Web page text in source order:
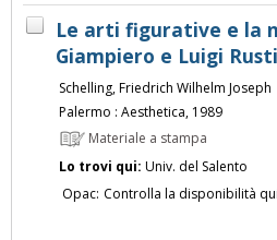
Le arti figurative e la
Giampiero e Luigi
Schelling, Friedrich Wilhelm Joseph
Palermo : Aesthetica, 1989
Materiale a stampa
Lo trovi qui: Univ. del Salento
Opac: Controlla la disponibilità